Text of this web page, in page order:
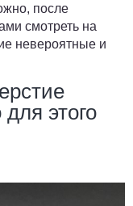
после
смотреть на
невероятные и
этого